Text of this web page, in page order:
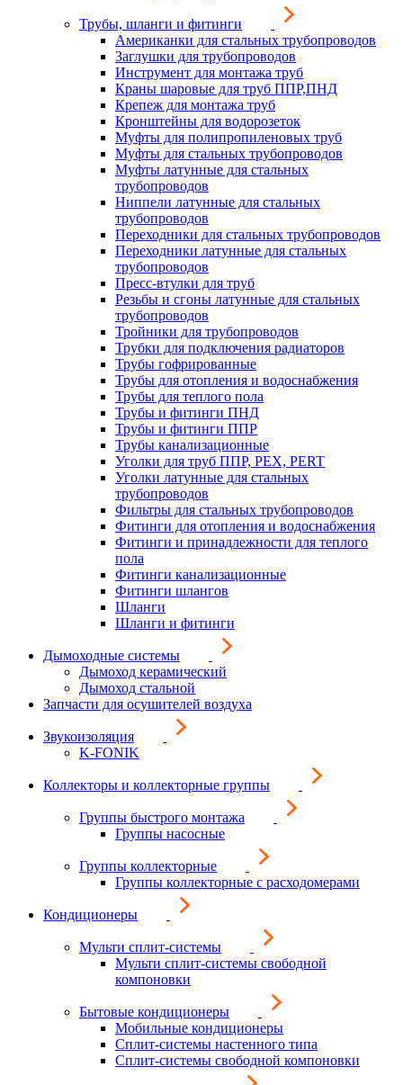
Трубы, шланги и фитинги
Американки для стальных трубопроводов
Заглушки для трубопроводов
Инструмент для монтажа труб
Краны шаровые для труб ППР,ПНД
Крепеж для монтажа труб
Кронштейны для водорозеток
Муфты для полипропиленовых труб
Муфты для стальных трубопроводов
Муфты латунные для стальных
трубопроводов
Ниппели латунные для стальных
трубопроводов
Переходники для стальных трубопроводов
Переходники латунные для стальных
трубопроводов
Пресс-втулки для труб
Резьбы и сгоны латунные для стальных
трубопроводов
Тройники для трубопроводов
Трубки для подключения радиаторов
Трубы гофрированные
Трубы для отопления и водоснабжения
Трубы для теплого пола
Трубы и фитинги ПНД
Трубы и фитинги ППР
Трубы канализационные
Уголки для труб ППР, PEX, PERT
Уголки латунные для стальных
трубопроводов
Фильтры для стальных трубопроводов
Фитинги для отопления и водоснабжения
Фитинги и принадлежности для теплого
пола
Фитинги канализационные
Фитинги шлангов
Шланги
Шланги и фитинги
Дымоходные системы
Дымоход керамический
Дымоход стальной
Запчасти для осушителей воздуха
Звукоизоляция
K-FONIK
Коллекторы и коллекторные группы
Группы быстрого монтажа
Группы насосные
Группы коллекторные
Группы коллекторные с расходомерами
Кондиционеры
Мульти сплит-системы
Мульти сплит-системы свободной
компоновки
Бытовые кондиционеры
Мобильные кондиционеры
Сплит-системы настенного типа
Сплит-системы свободной компоновки